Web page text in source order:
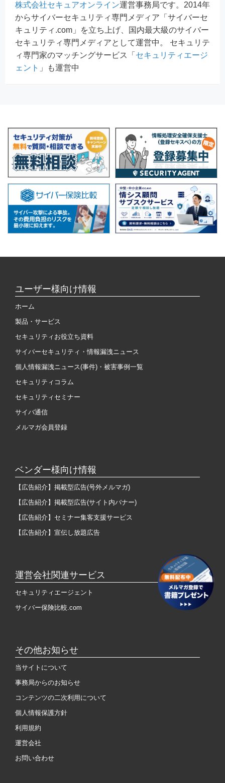
株式会社セキュアオンライン運営事務局です。2014年
からサイバーセキュリティ専門メディア「サイバーセ
キュリティ.com」を立ち上げ、国内最大級のサイバー
セキュリティ専門メディアとして運営中。 セキュリテ
ィ専門家のマッチングサービス「 セキュリティエージ
ェント 」も運営中
ユーザー様向け情報
ホーム
製品・サービス
セキュリティお役立ち資料
サイバーセキュリティ・情報漏洩ニュース
個人情報漏洩ニュース(事件)・被害事例一覧
セキュリティコラム
セキュリティセミナー
サイバ通信
メルマガ会員登録
ベンダー様向け情報
【広告紹介】掲載型広告(号外メルマガ)
【広告紹介】掲載型広告(サイト内バナー)
【広告紹介】セミナー集客支援サービス
【広告紹介】宣伝し放題広告
運営会社関連サービス
セキュリティエージェント
サイバー保険比較.com
その他お知らせ
当サイトについて
事務局からのお知らせ
コンテンツの二次利用について
個人情報保護方針
利用規約
運営会社
お問い合わせ